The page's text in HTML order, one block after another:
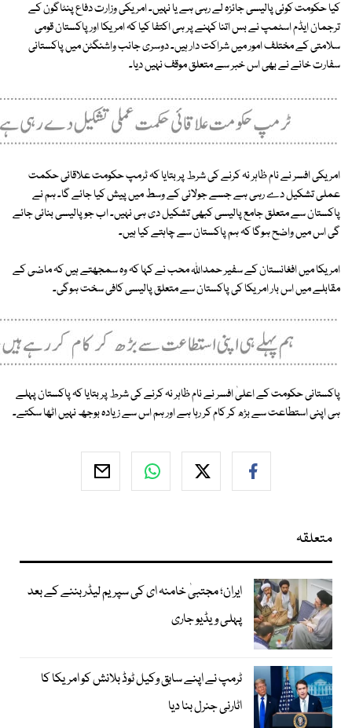
کیا حکومت کوئی پالیسی جائزہ لے رہی ہے یا نہیں۔ امریکی وزارت دفاع پنٹاگون کے
ترجمان ایڈم اسٹمپ نے بس اتنا کہنے پر ہی اکتفا کیا کہ امریکا اور پاکستان قومی
سلامتی کے مختلف امور میں شراکت دار ہیں۔ دوسری جانب واشنگٹن میں پاکستانی
سفارت خانے نے بھی اس خبر سے متعلق موقف نہیں دیا۔
امریکی افسر نے نام ظاہر نہ کرنے کی شرط پر بتایا کہ ٹرمپ حکومت علاقائی حکمت
عملی تشکیل دے رہی ہے جسے جولائی کے وسط میں پیش کیا جائے گا۔ ہم نے
پاکستان سے متعلق جامع پالیسی کبھی تشکیل دی ہی نہیں۔ اب جو پالیسی بنائی جائے
گی اس میں واضح ہوگا کہ ہم پاکستان سے چاہتے کیا ہیں۔
امریکا میں افغانستان کے سفیر حمداللہ محب نے کہا کہ وہ سمجھتے ہیں کہ ماضی کے
مقابلے میں اس بار امریکا کی پاکستان سے متعلق پالیسی کافی سخت ہوگی۔
پاکستانی حکومت کے اعلیٰ افسر نے نام ظاہر نہ کرنے کی شرط پر بتایا کہ پاکستان پہلے
ہی اپنی استطاعت سے بڑھ کر کام کر رہا ہے اور ہم اس سے زیادہ بوجھ نہیں اٹھا سکتے۔
متعلقہ
ایران؛ مجتبیٰ خامنہ ای کی سپریم لیڈر بننے کے بعد
پہلی ویڈیو جاری
ٹرمپ نے اپنے سابق وکیل ٹوڈ بلانش کو امریکا کا
اٹارنی جنرل بنا دیا